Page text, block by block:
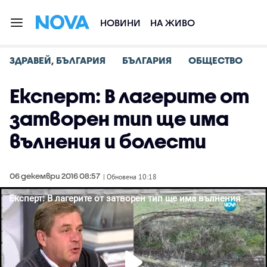
НОВИНИ НА ЖИВО
ЗДРАВЕЙ, БЪЛГАРИЯ БЪЛГАРИЯ ОБЩЕСТВО
Експерт: В лагерите от
затворен тип ще има
вълнения и болести
06 декември 2016 08:57 | Обновена 10:18